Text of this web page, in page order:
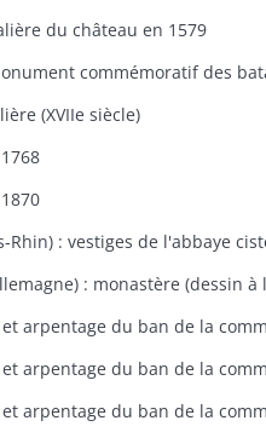
du château en 1579
(XVIIe siècle)
Rhin) : vestiges de l'abbaye